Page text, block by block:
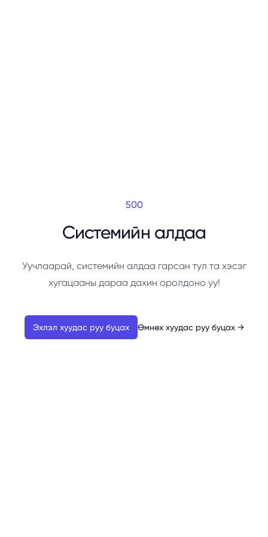
500
Системийн алдаа
Уучлаарай, системийн алдаа гарсан тул та хэсэг
хугацааны дараа дахин оролдоно уу!
Эхлэл хуудас руу буцах Өмнөх хуудас руу буцах →